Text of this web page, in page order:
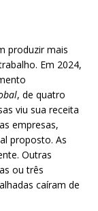
produzir mais
Em 2024,
, de quatro
viu sua receita
empresas,
proposto. As
Outras
ou três
caíram de